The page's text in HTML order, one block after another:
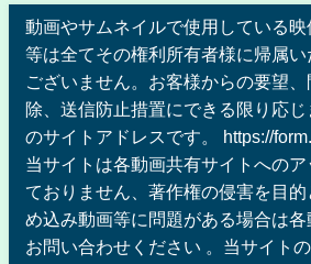
動画やサムネイルで使用している
等は全てその権利所有者様に帰属
ございません。お客様からの要望、
除、送信防止措置にできる限り応
のサイトアドレスです。 https://
当サイトは各動画共有サイトへの
ておりません、著作権の侵害を目
め込み動画等に問題がある場合は
お問い合わせください 。当サイト